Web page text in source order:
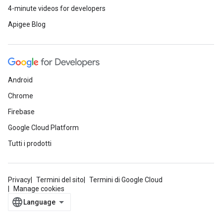
4-minute videos for developers
Apigee Blog
Android
Chrome
Firebase
Google Cloud Platform
Tutti i prodotti
Privacy Termini del sito
Termini di Google Cloud
Manage cookies